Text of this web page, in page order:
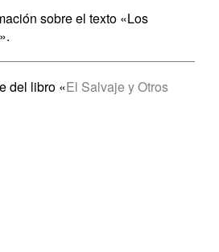
sobre el texto «Los
del libro «El Salvaje y Otros